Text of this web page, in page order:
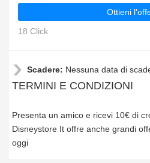
Ottieni
18 Click
Scadere: Nessuna data di
TERMINI E CONDIZIONI
Presenta un amico e ricevi 10€ di
Disneystore It offre anche grandi
oggi